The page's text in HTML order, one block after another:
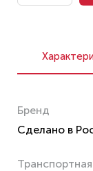
Бренд
Сделано в